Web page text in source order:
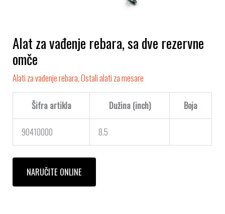
Alat za vađenje rebara, sa dve rezervne
omče
Alati za vađenje rebara,Ostali alati za mesare
Šifra artikla Dužina (inch) Boja
90410000 8.5
NARUČITE ONLINE